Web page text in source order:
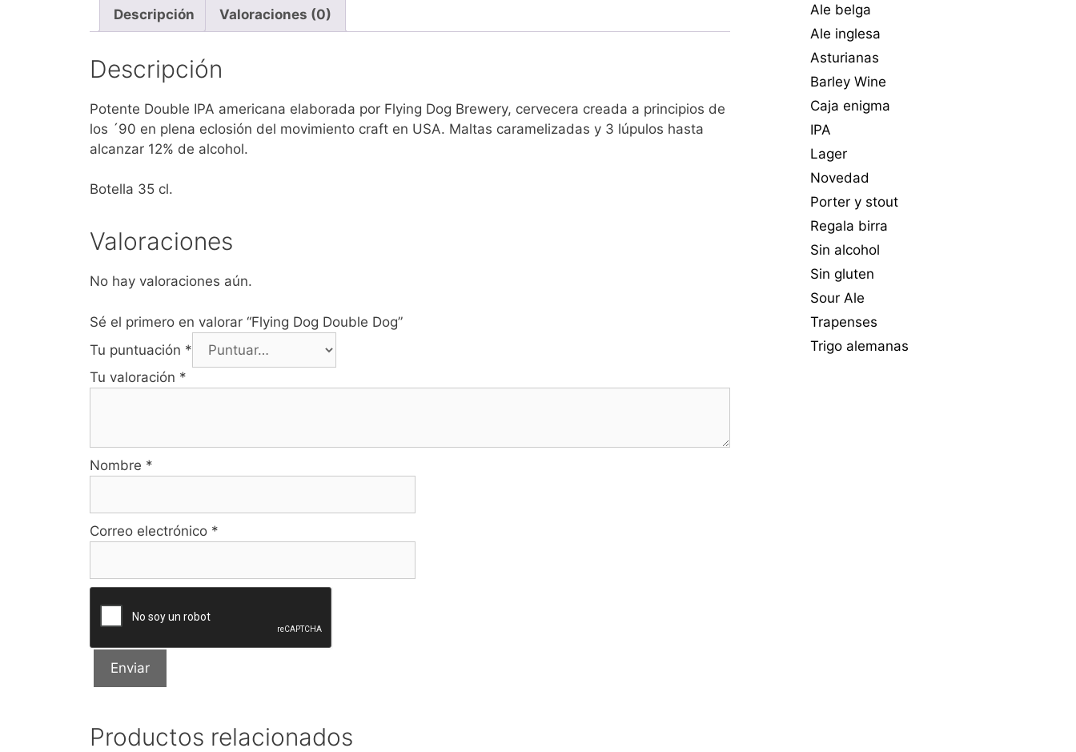
Descripción Valoraciones (0)
Descripción
Potente Double IPA americana elaborada por Flying Dog Brewery, cervecera creada a principios de
los ´90 en plena eclosión del movimiento craft en USA. Maltas caramelizadas y 3 lúpulos hasta
alcanzar 12% de alcohol.
Botella 35 cl.
Valoraciones
No hay valoraciones aún.
Sé el primero en valorar “Flying Dog Double Dog”
Tu puntuación *
Tu valoración *
Nombre *
Correo electrónico *
Productos relacionados
Ale belga
Ale inglesa
Asturianas
Barley Wine
Caja enigma
IPA
Lager
Novedad
Porter y stout
Regala birra
Sin alcohol
Sin gluten
Sour Ale
Trapenses
Trigo alemanas